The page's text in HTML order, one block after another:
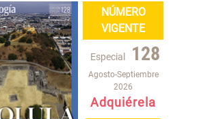
NÚMERO
VIGENTE
Especial 128
Agosto-Septiembre
2026
Adquiérela